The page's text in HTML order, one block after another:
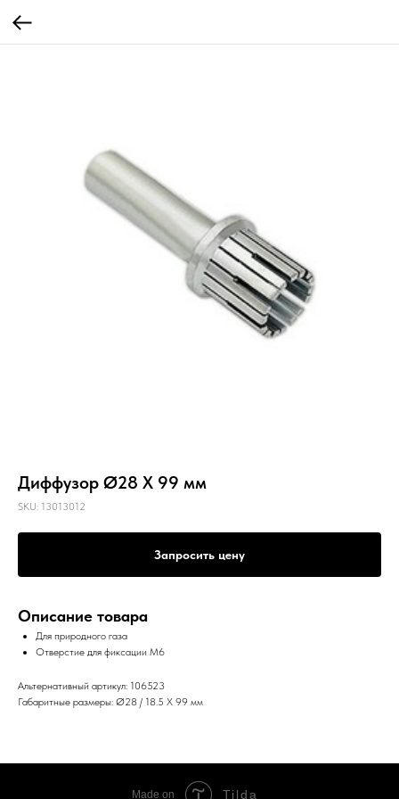
Диффузор Ø28 X 99 мм
SKU: 13013012
Запросить цену
Описание товара
Для природного газа
Отверстие для фиксации M6
Альтернативный артикул: 106523
Габаритные размеры: Ø28 / 18.5 X 99 мм
Made on Tilda